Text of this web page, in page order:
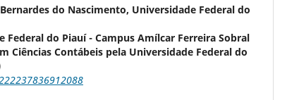
do Nascimento, Universidade Federal do
Federal do Piauí - Campus Amílcar Ferreira Sobral
Ciências Contábeis pela Universidade Federal do